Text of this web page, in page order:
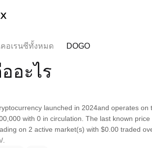
คอเรนซีทั้งหมด DOGO
อะไร
launched in 2024and operates
with 0 in circulation. The last known
on 2 active market(s) with $0.00 traded